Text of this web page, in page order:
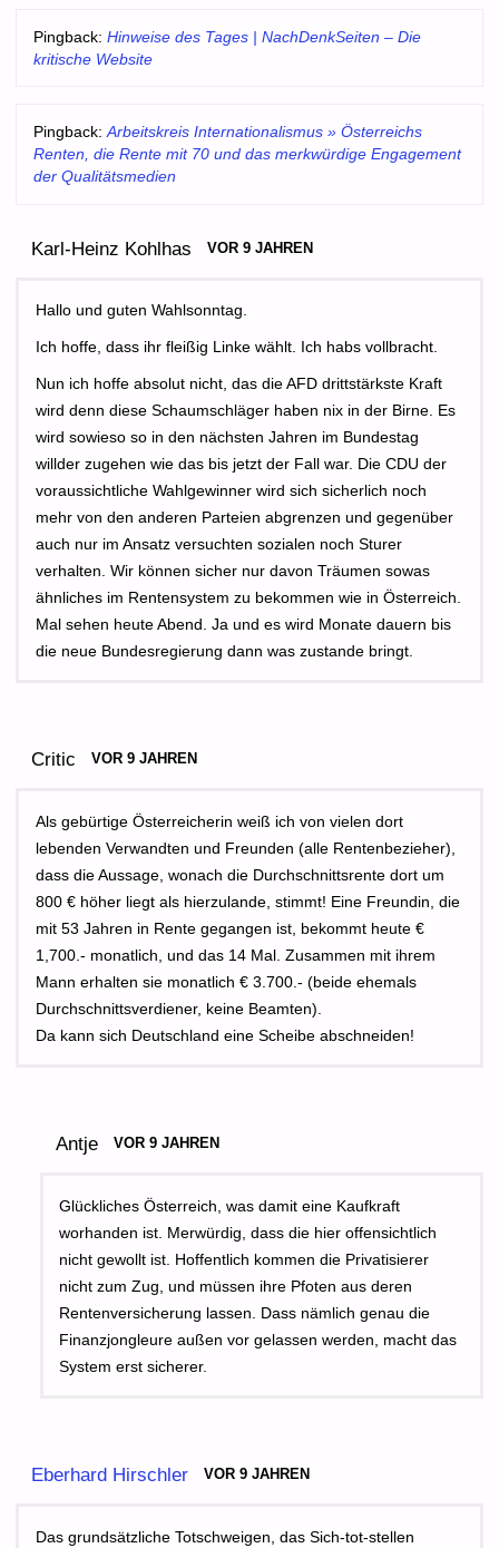
Pingback: Hinweise des Tages | NachDenkSeiten – Die
kritische Website
Pingback:Arbeitskreis Internationalismus » Österreichs
Renten, die Rente mit 70 und das merkwürdige Engagement
der Qualitätsmedien
Karl-Heinz Kohlhas VOR 9 JAHREN
Hallo und guten Wahlsonntag.
Ich hoffe, dass ihr fleißig Linke wählt. Ich habs vollbracht.
Nun ich hoffe absolut nicht, das die AFD drittstärkste Kraft
wird denn diese Schaumschläger haben nix in der Birne. Es
wird sowieso so in den nächsten Jahren im Bundestag
willder zugehen wie das bis jetzt der Fall war. Die CDU der
voraussichtliche Wahlgewinner wird sich sicherlich noch
mehr von den anderen Parteien abgrenzen und gegenüber
auch nur im Ansatz versuchten sozialen noch Sturer
verhalten. Wir können sicher nur davon Träumen sowas
ähnliches im Rentensystem zu bekommen wie in Österreich.
Mal sehen heute Abend. Ja und es wird Monate dauern bis
die neue Bundesregierung dann was zustande bringt.
Critic VOR 9 JAHREN
Als gebürtige Österreicherin weiß ich von vielen dort
lebenden Verwandten und Freunden (alle Rentenbezieher),
dass die Aussage, wonach die Durchschnittsrente dort um
800 € höher liegt als hierzulande, stimmt! Eine Freundin, die
mit 53 Jahren in Rente gegangen ist, bekommt heute €
1,700.- monatlich, und das 14 Mal. Zusammen mit ihrem
Mann erhalten sie monatlich € 3.700.- (beide ehemals
Durchschnittsverdiener, keine Beamten).
Da kann sich Deutschland eine Scheibe abschneiden!
Antje VOR 9 JAHREN
Glückliches Österreich, was damit eine Kaufkraft
worhanden ist. Merwürdig, dass die hier offensichtlich
nicht gewollt ist. Hoffentlich kommen die Privatisierer
nicht zum Zug, und müssen ihre Pfoten aus deren
Rentenversicherung lassen. Dass nämlich genau die
Finanzjongleure außen vor gelassen werden, macht das
System erst sicherer.
Eberhard Hirschler VOR 9 JAHREN
Das grundsätzliche Totschweigen, das Sich-tot-stellen